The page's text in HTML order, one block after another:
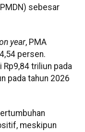
sebesar
year, PMA
persen.
Rp9,84 triliun pada
pada tahun 2026
meskipun